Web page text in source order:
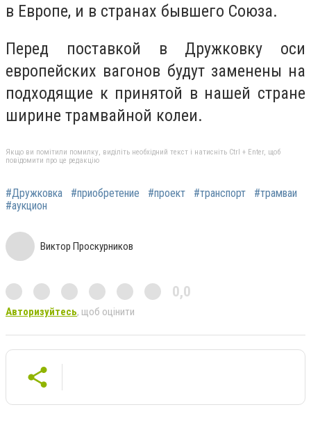
в Европе, и в странах бывшего Союза.
Перед поставкой в Дружковку оси
европейских вагонов будут заменены на
подходящие к принятой в нашей стране
ширине трамвайной колеи.
Якщо ви помітили помилку, виділіть необхідний текст і натисніть Ctrl + Enter, щоб
повідомити про це редакцію
#Дружковка #приобретение #проект #транспорт
#трамваи
#аукцион
Виктор Проскурников
0,0
Авторизуйтесь, щоб оцінити